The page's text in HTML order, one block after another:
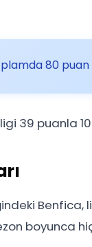
80 puan
39 puanla
Benfica,
boyunca